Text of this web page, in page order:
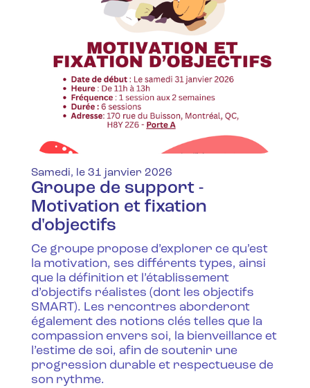
Samedi, le 31 janvier 2026
Groupe de support -
Motivation et fixation
d'objectifs
Ce groupe propose d’explorer ce qu’est
la motivation, ses différents types, ainsi
que la définition et l’établissement
d’objectifs réalistes (dont les objectifs
SMART). Les rencontres aborderont
également des notions clés telles que la
compassion envers soi, la bienveillance et
l’estime de soi, afin de soutenir une
progression durable et respectueuse de
son rythme.